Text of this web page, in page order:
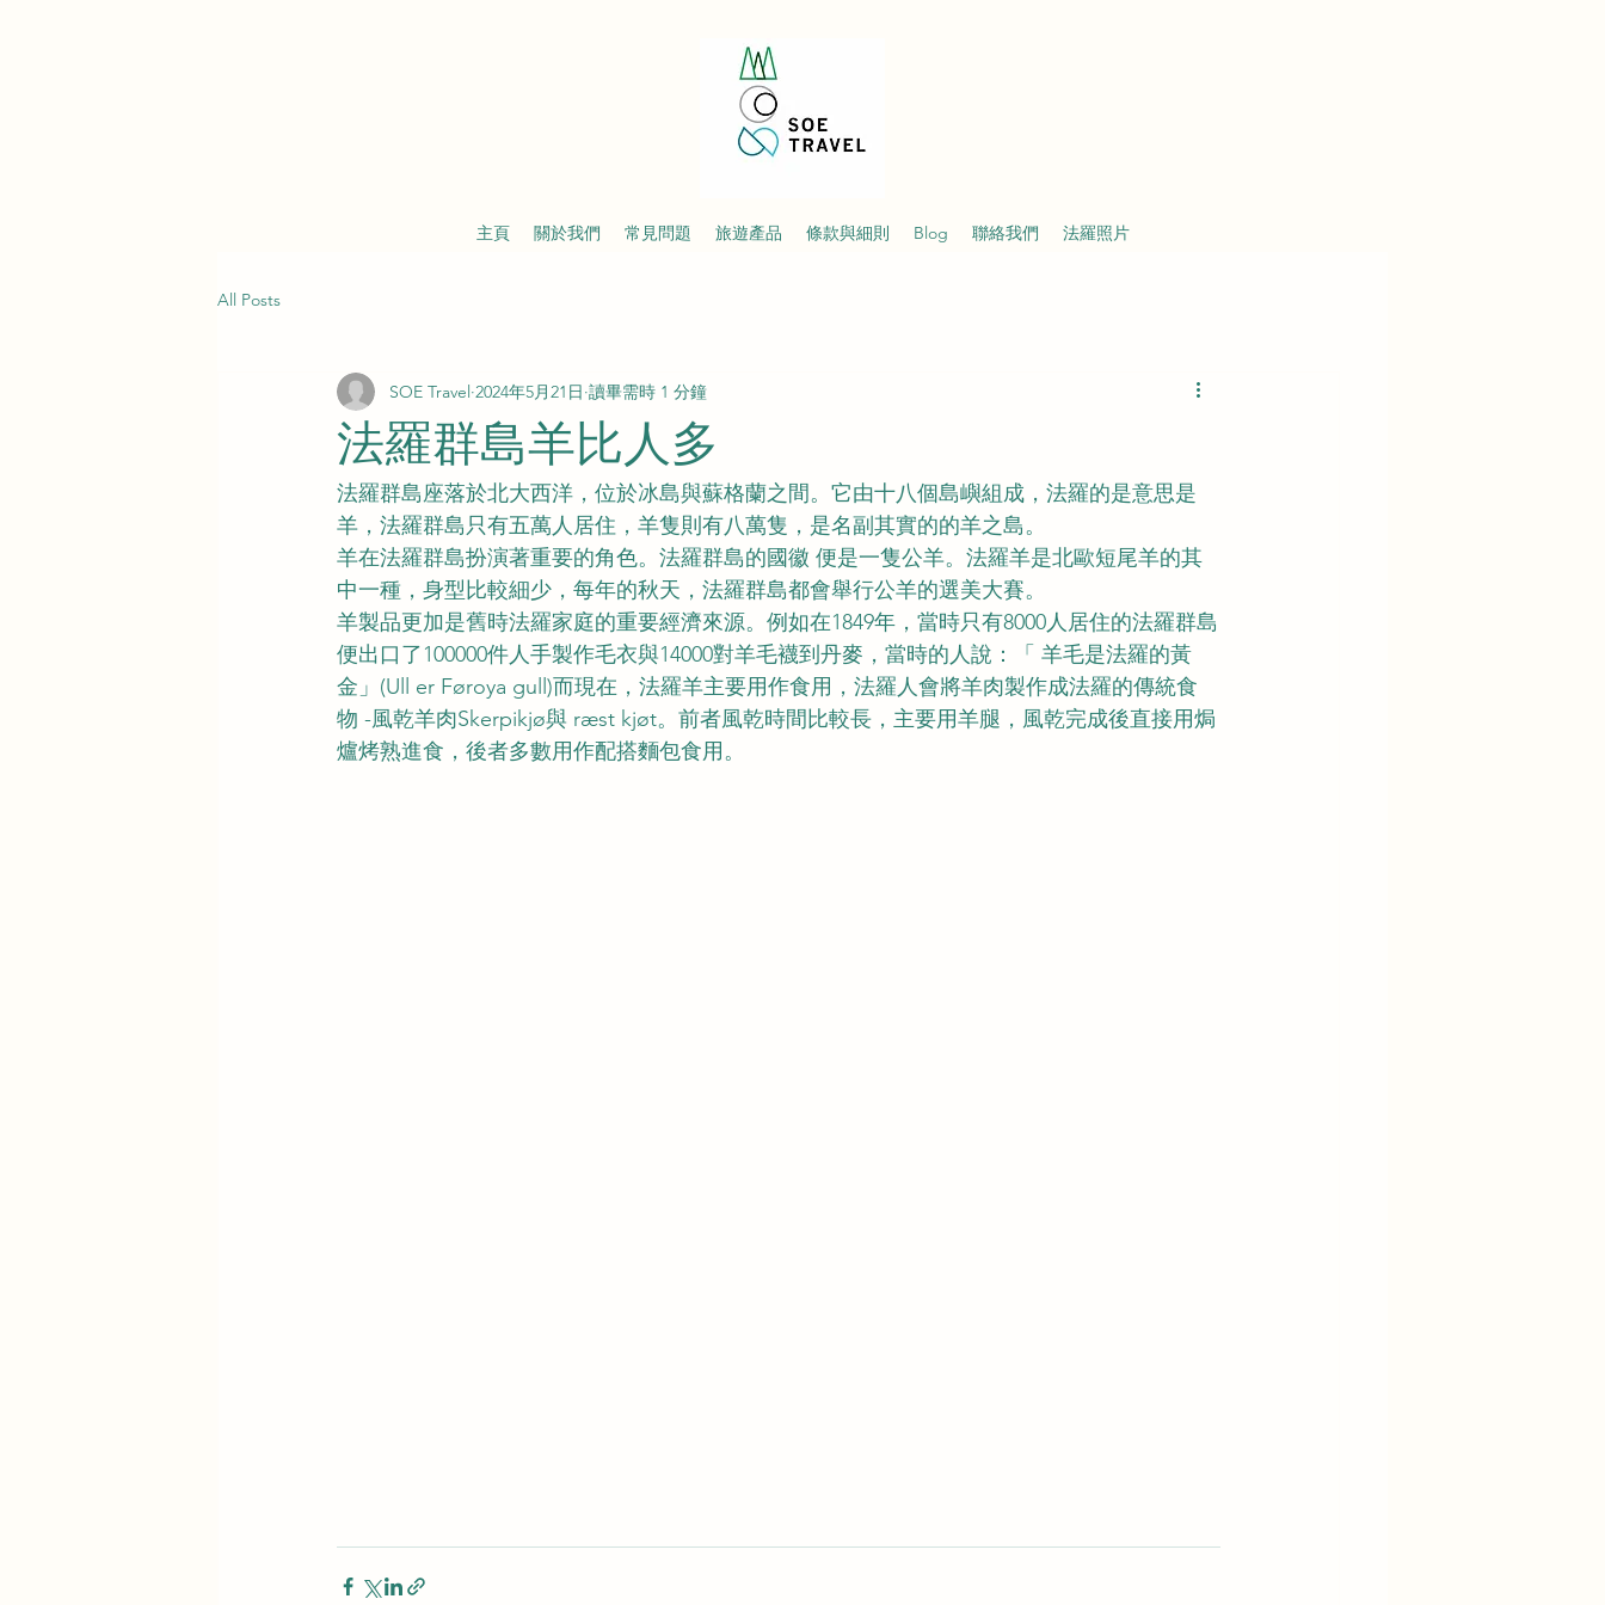
主頁 關於我們 常見問題 旅遊產品 條款與細則 Blog 聯絡我們 法羅照片
All Posts
法羅群島羊比人多
SOE Travel 2024年5月21日 讀畢需時 1 分鐘
法羅群島座落於北大西洋，位於冰島與蘇格蘭之間。它由十八個島嶼組成，法羅的是意思是
羊，法羅群島只有五萬人居住，羊隻則有八萬隻，是名副其實的的羊之島。
羊在法羅群島扮演著重要的角色。法羅群島的國徽 便是一隻公羊。法羅羊是北歐短尾羊的其
中一種，身型比較細少，每年的秋天，法羅群島都會舉行公羊的選美大賽。
羊製品更加是舊時法羅家庭的重要經濟來源。例如在1849年，當時只有8000人居住的法羅群島
便出口了100000件人手製作毛衣與14000對羊毛襪到丹麥，當時的人說：「 羊毛是法羅的黃
金」(Ull er Føroya gull)而現在，法羅羊主要用作食用，法羅人會將羊肉製作成法羅的傳統食
物 -風乾羊肉Skerpikjø與 ræst kjøt。前者風乾時間比較長，主要用羊腿，風乾完成後直接用焗
爐烤熟進食，後者多數用作配搭麵包食用。